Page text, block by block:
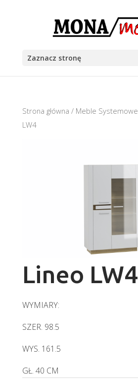
Zaznacz stronę
Strona główna / Meble Systemowe
LW4
Lineo LW4
WYMIARY:
SZER. 98.5
WYS. 161.5
GŁ. 40 CM